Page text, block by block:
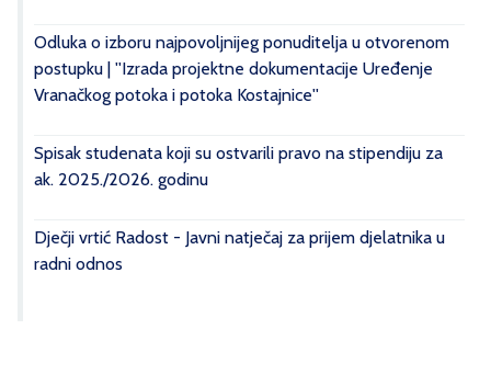
Odluka o izboru najpovoljnijeg ponuditelja u otvorenom
postupku | ''Izrada projektne dokumentacije Uređenje
Vranačkog potoka i potoka Kostajnice''
Spisak studenata koji su ostvarili pravo na stipendiju za
ak. 2025./2026. godinu
Dječji vrtić Radost - Javni natječaj za prijem djelatnika u
radni odnos